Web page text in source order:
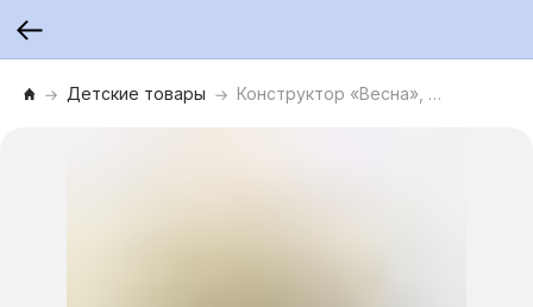
Детские товары Конструктор «Весна», Серия «Вечная Икебана. Времена года»